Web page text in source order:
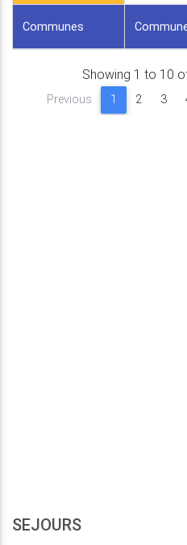
Communes
Showing 1 to 10
Previous 1 2 3
SEJOURS